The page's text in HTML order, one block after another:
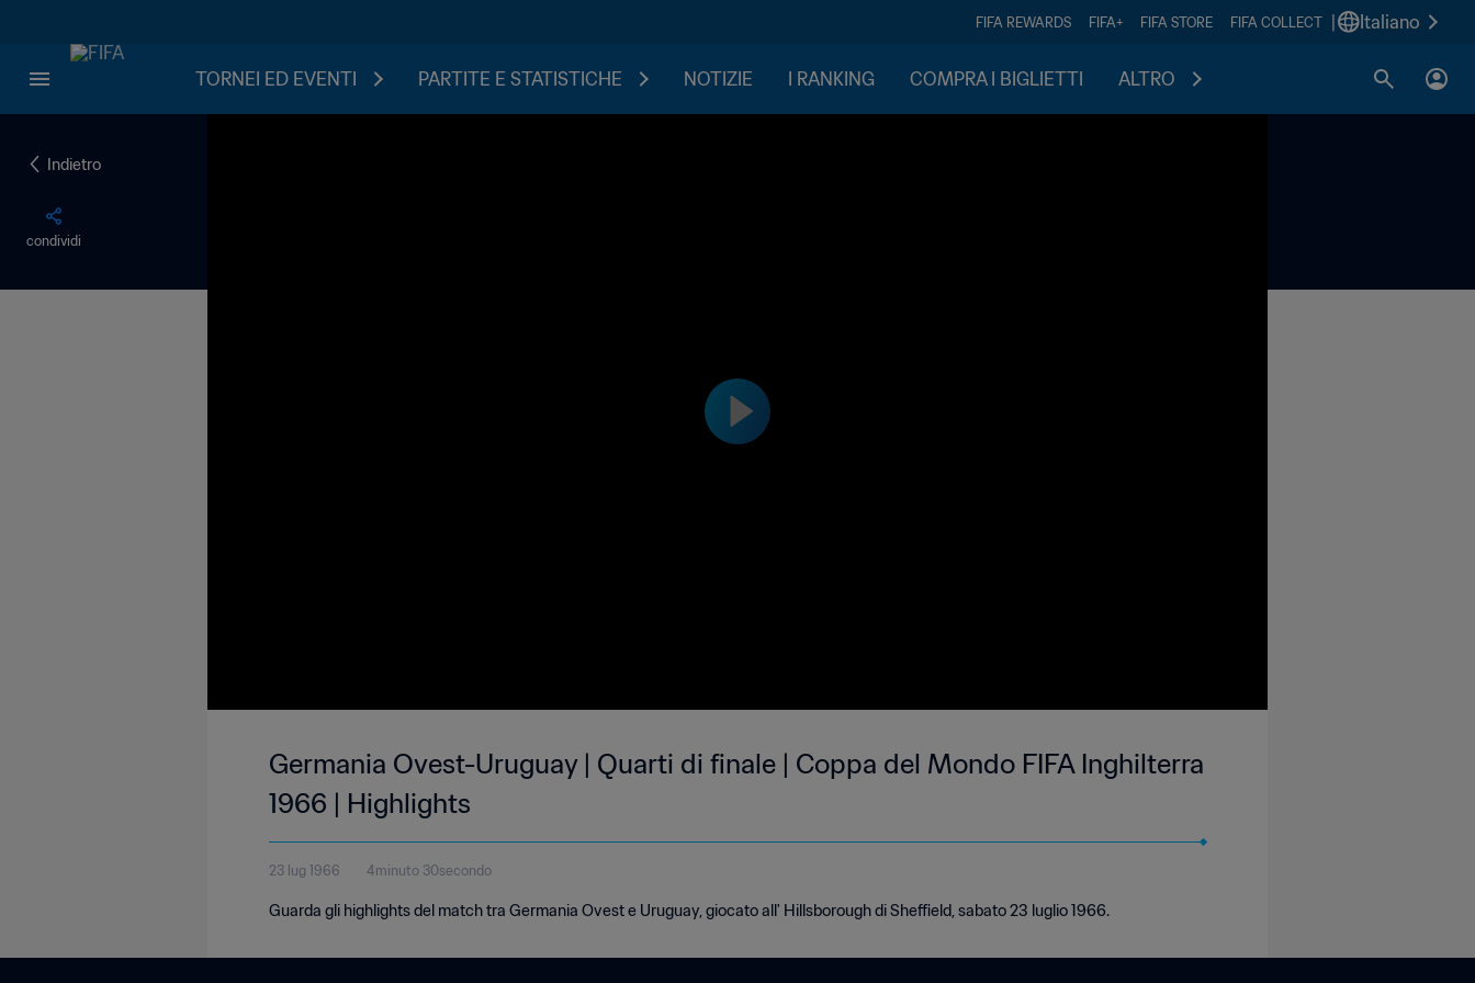
FIFA REWARDS FIFA+ FIFA STORE FIFA COLLECT Italiano
TORNEI ED EVENTI PARTITE E STATISTICHE NOTIZIE I RANKING COMPRA I BIGLIETTI ALTRO
Indietro
condividi
Germania Ovest-Uruguay | Quarti di finale | Coppa del Mondo FIFA Inghilterra
1966 | Highlights
23 lug 1966 4minuto 30secondo
Guarda gli highlights del match tra Germania Ovest e Uruguay, giocato all' Hillsborough di Sheffield, sabato 23 luglio 1966.